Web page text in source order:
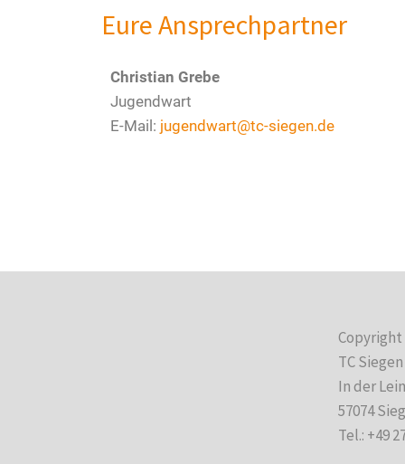
Eure Ansprechpartner
Christian Grebe
Jugendwart
E-Mail: jugendwart@tc-siegen.de
Copyright
TC Siegen
In der
57074
Tel.: +49